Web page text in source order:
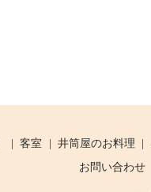
客室 井筒屋のお料理
お問い合わせ